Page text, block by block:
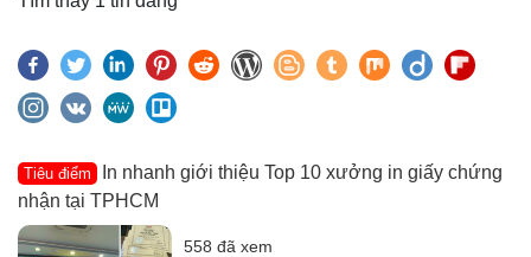
Tiêu điểm
In nhanh giới thiệu Top 10 xưởng in giấy chứng
nhận tại TPHCM
558 đã xem